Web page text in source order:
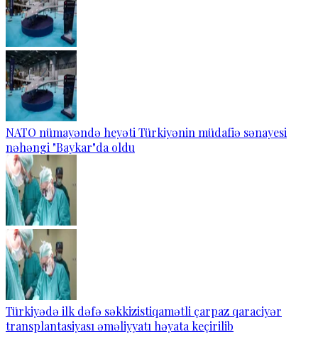
NATO nümayəndə heyəti Türkiyənin müdafiə sənayesi
nəhəngi "Baykar"da oldu
Türkiyədə ilk dəfə səkkizistiqamətli çarpaz qaraciyər
transplantasiyası əməliyyatı həyata keçirilib